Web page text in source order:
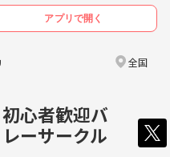
アプリで開く
全国
初心者歓迎バ
レーサークル